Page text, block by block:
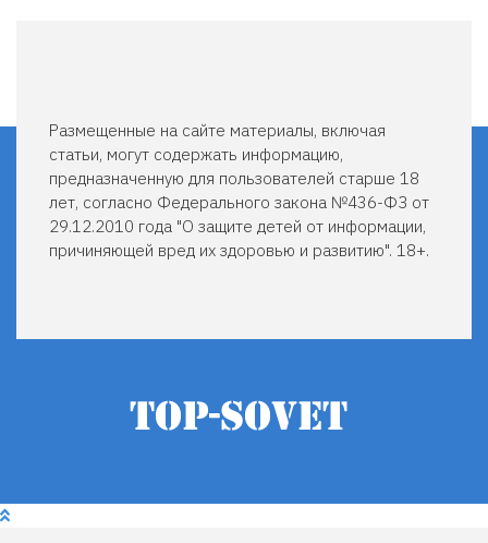
Размещенные на сайте материалы, включая
статьи, могут содержать информацию,
предназначенную для пользователей старше 18
лет, согласно Федерального закона №436-ФЗ от
29.12.2010 года "О защите детей от информации,
причиняющей вред их здоровью и развитию". 18+.